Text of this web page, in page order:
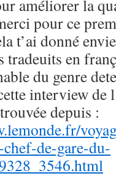
améliorer la
pour ce
t’ai donné
tradeuits en
du genre
interview de
depuis :
de-gare-du-